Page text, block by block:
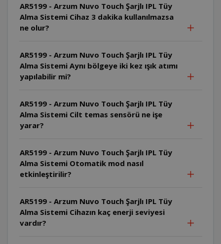
AR5199 - Arzum Nuvo Touch Şarjlı IPL Tüy
Alma Sistemi Cihaz 3 dakika kullanılmazsa
ne olur?
AR5199 - Arzum Nuvo Touch Şarjlı IPL Tüy
Alma Sistemi Aynı bölgeye iki kez ışık atımı
yapılabilir mi?
AR5199 - Arzum Nuvo Touch Şarjlı IPL Tüy
Alma Sistemi Cilt temas sensörü ne işe
yarar?
AR5199 - Arzum Nuvo Touch Şarjlı IPL Tüy
Alma Sistemi Otomatik mod nasıl
etkinleştirilir?
AR5199 - Arzum Nuvo Touch Şarjlı IPL Tüy
Alma Sistemi Cihazın kaç enerji seviyesi
vardır?